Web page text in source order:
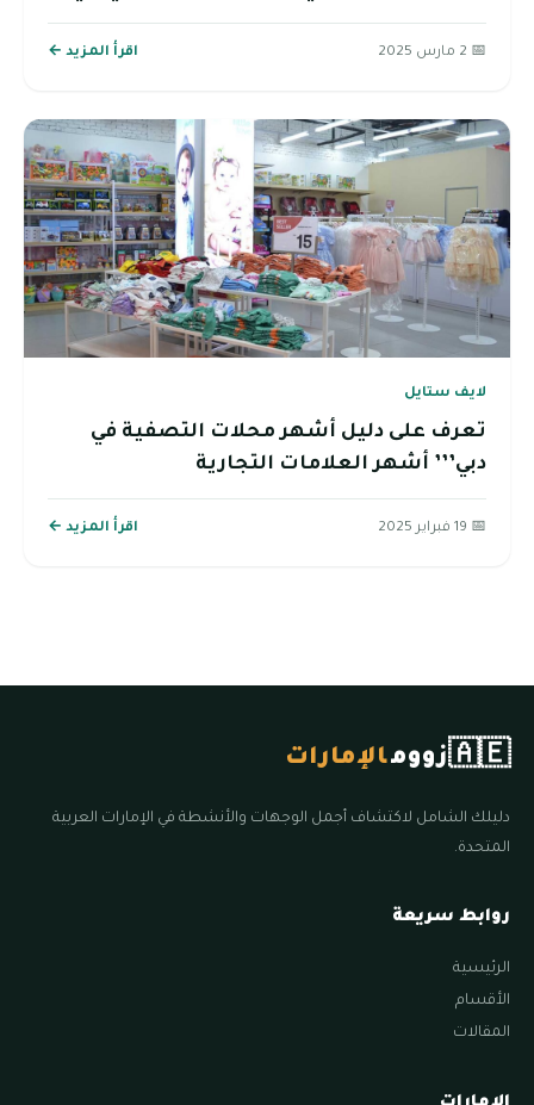
📅 2 مارس 2025 اقرأ المزيد ←
لايف ستايل
تعرف على دليل أشهر محلات التصفية في
دبي’’’ أشهر العلامات التجارية
📅 19 فبراير 2025 اقرأ المزيد ←
🇦🇪زوومالإمارات
دليلك الشامل لاكتشاف أجمل الوجهات والأنشطة في الإمارات العربية
المتحدة.
روابط سريعة
الرئيسية
الأقسام
المقالات